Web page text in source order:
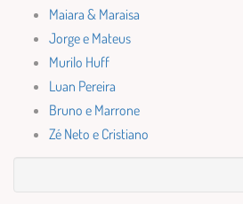
Maiara & Maraisa
Jorge e Mateus
Murilo Huff
Luan Pereira
Bruno e Marrone
Zé Neto e Cristiano